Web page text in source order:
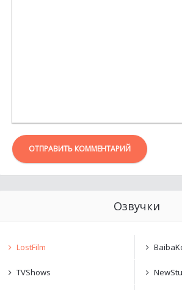
ОТПРАВИТЬ КОММЕНТАРИЙ
Озвучки
LostFilm
TVShows